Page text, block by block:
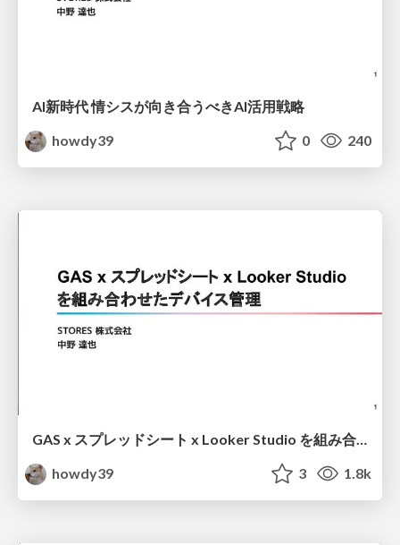
AI新時代 情シスが向き合うべきAI活用戦略
howdy39
0 240
GAS x スプレッドシート x Looker Studio を組み合わせたデバイス管理 / DeviceMangent with GAS, SpreadSheet, Looker Studio
howdy39
3 1.8k